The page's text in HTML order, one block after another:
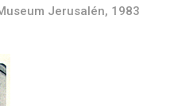
Jerusalén, 1983